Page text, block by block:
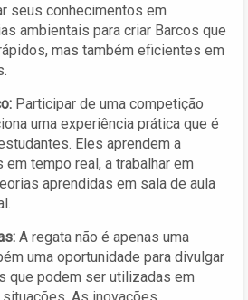
seus conhecimentos em
ambientais para criar Barcos que
mas também eficientes em
Participar de uma competição
uma experiência prática que é
Eles aprendem a
tempo real, a trabalhar em
aprendidas em sala de aula
A regata não é apenas uma
uma oportunidade para divulgar
que podem ser utilizadas em
As inovações